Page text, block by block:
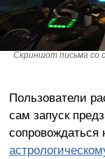
Скриншот письма со
Пользователи
сам запуск